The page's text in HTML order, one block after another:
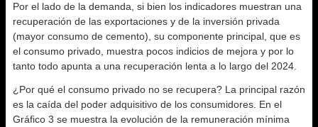
Por el lado de la demanda, si bien los indicadores muestran una
recuperación de las exportaciones y de la inversión privada
(mayor consumo de cemento), su componente principal, que es
el consumo privado, muestra pocos indicios de mejora y por lo
tanto todo apunta a una recuperación lenta a lo largo del 2024.
¿Por qué el consumo privado no se recupera? La principal razón
es la caída del poder adquisitivo de los consumidores. En el
Gráfico 3 se muestra la evolución de la remuneración mínima